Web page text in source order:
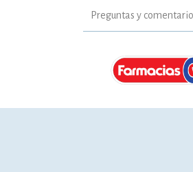
Preguntas y